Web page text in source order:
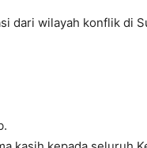
dari wilayah konflik di